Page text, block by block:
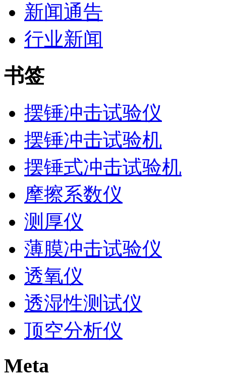
新闻通告
行业新闻
书签
摆锤冲击试验仪
摆锤冲击试验机
摆锤式冲击试验机
摩擦系数仪
测厚仪
薄膜冲击试验仪
透氧仪
透湿性测试仪
顶空分析仪
Meta